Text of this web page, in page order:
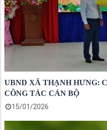
UBND XÃ THẠNH HƯNG:
CÔNG TÁC CÁN BỘ
15/01/2026